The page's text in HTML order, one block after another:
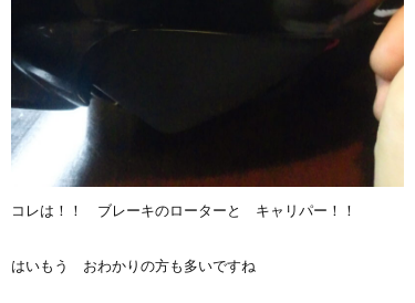
コレは！！ ブレーキのローターと キャリパー！！
はいもう おわかりの方も多いですね